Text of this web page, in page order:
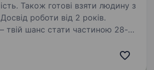
Також готові взяти людину з
Досвід роботи від 2 років.
твій шанс стати частиною 28-го